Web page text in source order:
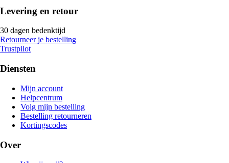
Levering en retour
30 dagen bedenktijd
Retourneer je bestelling
Trustpilot
Diensten
Mijn account
Helpcentrum
Volg mijn bestelling
Bestelling retourneren
Kortingscodes
Over